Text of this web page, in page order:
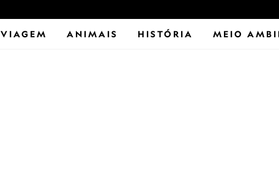
VIAGEM ANIMAIS HISTÓRIA MEIO